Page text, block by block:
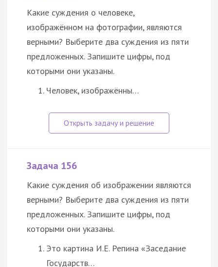
Какие суждения о человеке,
изображённом на фотографии, являются
верными? Выберите два суждения из пяти
предложенных. Запишите цифры, под
которыми они указаны.
Человек, изображённы…
Задача 156
Какие суждения об изображении являются
верными? Выберите два суждения из пяти
предложенных. Запишите цифры, под
которыми они указаны.
Это картина И.Е. Репина «Заседание
Государств…